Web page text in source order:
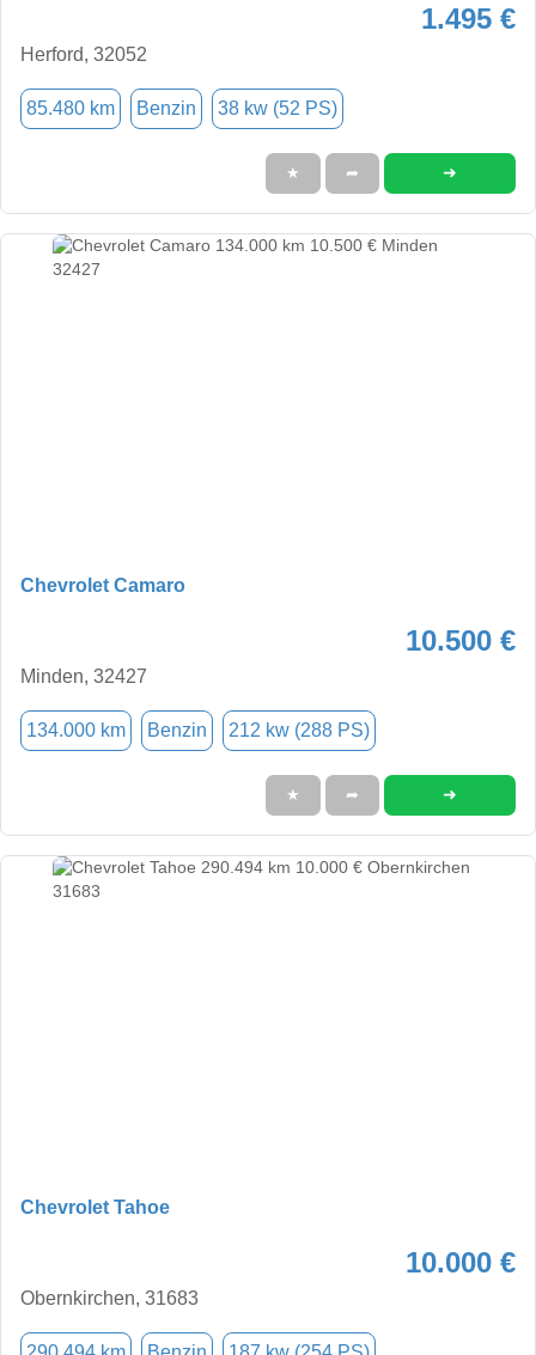
1.495 €
Herford, 32052
85.480 km Benzin 38 kw (52 PS)
★ ➦ ➜
Chevrolet Camaro
10.500 €
Minden, 32427
134.000 km Benzin 212 kw (288 PS)
★ ➦ ➜
Chevrolet Tahoe
10.000 €
Obernkirchen, 31683